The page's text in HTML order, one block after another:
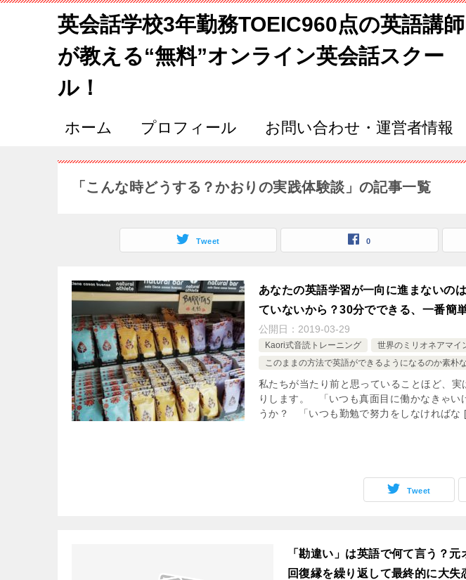
英会話学校3年勤務TOEIC960点の英語講師
が教える“無料”オンライン英会話スクー
ル！
ホーム プロフィール お問い合わせ・運営者情報
「こんな時どうする？かおりの実践体験談」の記事一覧
Tweet 0
あなたの英語学習が一向に進まないの
ていないから？30分でできる、一番簡
公開日： 2019-03-29
Kaori式音読トレーニング
世界のミリオネアマイ
このままの方法で英語ができるようになるのか素朴
私たちが当たり前と思っていることほど、
りします。 「いつも真面目に働かなきゃい
うか？ 「いつも勤勉で努力をしなければ
Tweet
「勘違い」は英語で何て言う？
回復縁を繰り返して最終的に大